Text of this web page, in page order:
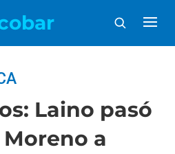
Laino pasó
a